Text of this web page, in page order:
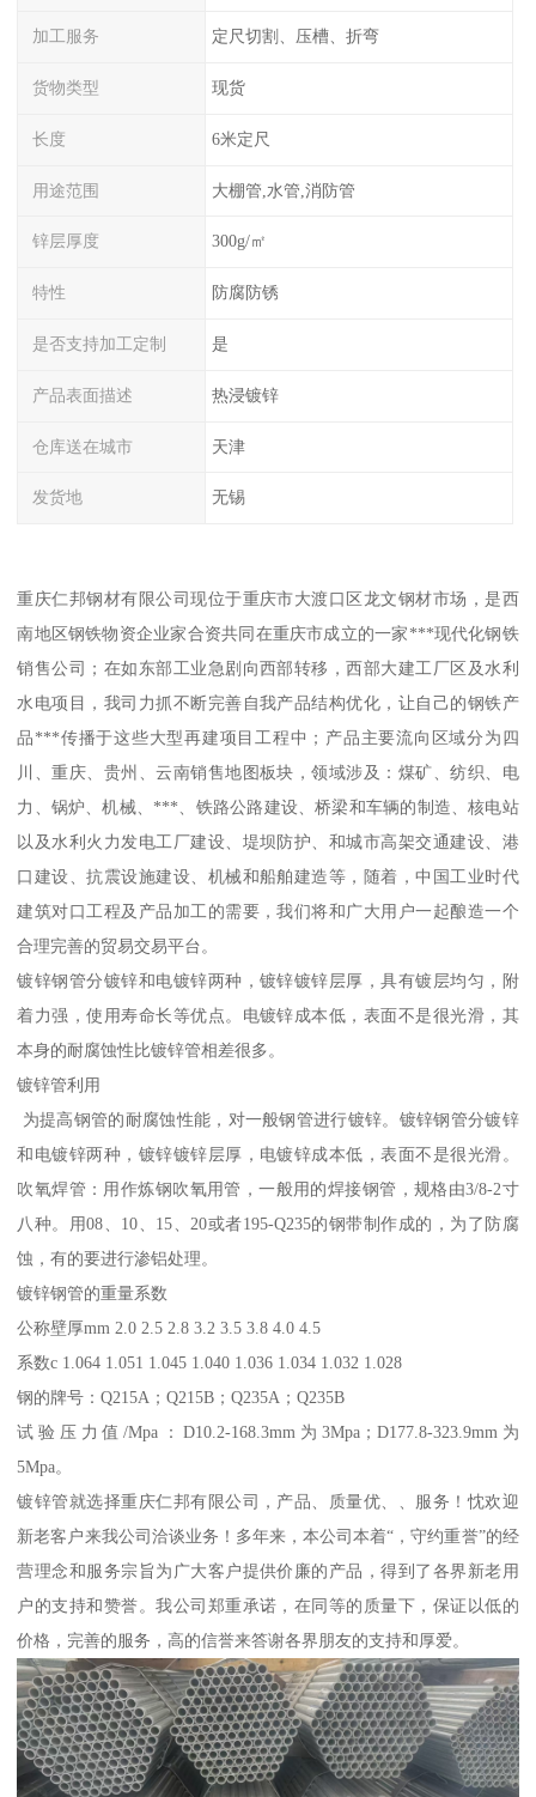
加工服务 定尺切割、压槽、折弯
货物类型 现货
长度 6米定尺
用途范围 大棚管,水管,消防管
锌层厚度 300g/㎡
特性 防腐防锈
是否支持加工定制 是
产品表面描述 热浸镀锌
仓库送在城市 天津
发货地 无锡
重庆仁邦钢材有限公司现位于重庆市大渡口区龙文钢材市场，是西
南地区钢铁物资企业家合资共同在重庆市成立的一家***现代化钢铁
销售公司；在如东部工业急剧向西部转移，西部大建工厂区及水利
水电项目，我司力抓不断完善自我产品结构优化，让自己的钢铁产
品***传播于这些大型再建项目工程中；产品主要流向区域分为四
川、重庆、贵州、云南销售地图板块，领域涉及：煤矿、纺织、电
力、锅炉、机械、***、铁路公路建设、桥梁和车辆的制造、核电站
以及水利火力发电工厂建设、堤坝防护、和城市高架交通建设、港
口建设、抗震设施建设、机械和船舶建造等，随着，中国工业时代
建筑对口工程及产品加工的需要，我们将和广大用户一起酿造一个
合理完善的贸易交易平台。
镀锌钢管分镀锌和电镀锌两种，镀锌镀锌层厚，具有镀层均匀，附
着力强，使用寿命长等优点。电镀锌成本低，表面不是很光滑，其
本身的耐腐蚀性比镀锌管相差很多。
镀锌管利用
为提高钢管的耐腐蚀性能，对一般钢管进行镀锌。镀锌钢管分镀锌
和电镀锌两种，镀锌镀锌层厚，电镀锌成本低，表面不是很光滑。
吹氧焊管：用作炼钢吹氧用管，一般用的焊接钢管，规格由3/8-2寸
八种。用08、10、15、20或者195-Q235的钢带制作成的，为了防腐
蚀，有的要进行渗铝处理。
镀锌钢管的重量系数
公称壁厚mm 2.0 2.5 2.8 3.2 3.5 3.8 4.0 4.5
系数c 1.064 1.051 1.045 1.040 1.036 1.034 1.032 1.028
钢的牌号：Q215A；Q215B；Q235A；Q235B
试验压力值/Mpa：D10.2-168.3mm为3Mpa；D177.8-323.9mm为
5Mpa。
镀锌管就选择重庆仁邦有限公司，产品、质量优、、服务！忱欢迎
新老客户来我公司洽谈业务！多年来，本公司本着“，守约重誉”的经
营理念和服务宗旨为广大客户提供价廉的产品，得到了各界新老用
户的支持和赞誉。我公司郑重承诺，在同等的质量下，保证以低的
价格，完善的服务，高的信誉来答谢各界朋友的支持和厚爱。